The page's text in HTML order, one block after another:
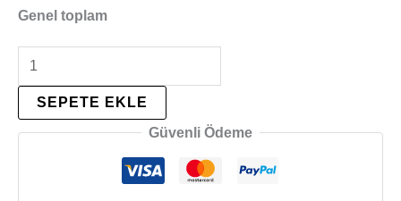
Genel toplam
SEPETE EKLE
Güvenli Ödeme